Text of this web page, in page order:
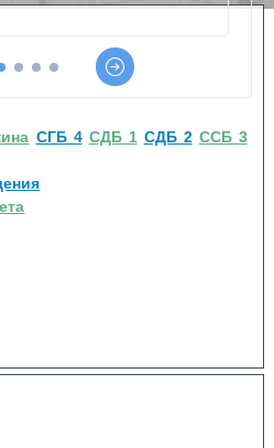
СГБ 4 СДБ 1 СДБ 2 ССБ 3